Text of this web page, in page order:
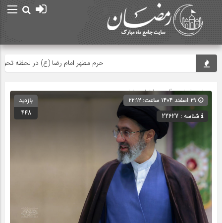
حرم مطهر امام رضا (ع) در لحظه تحویل سال
صفحه اصلی» گروه »اخبار رمضان
شناسه : 22627
بازدید
448